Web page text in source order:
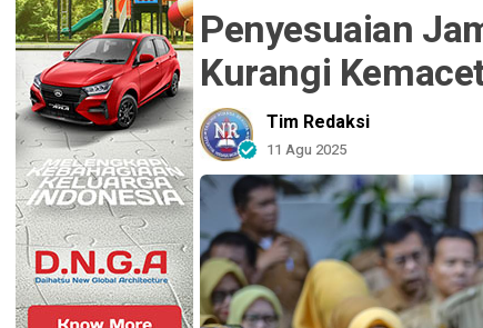
Penyesuaian
Kurangi
Tim Redaksi
11 Agu 2025